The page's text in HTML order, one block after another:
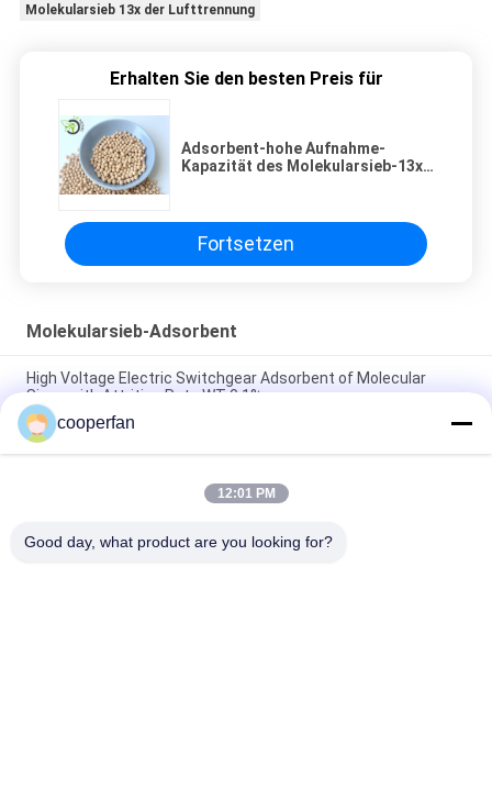
Molekularsieb 13x der Lufttrennung
Erhalten Sie den besten Preis für
Adsorbent-hohe Aufnahme-
Kapazität des Molekularsieb-13x
Fortsetzen
Molekularsieb-Adsorbent
High Voltage Electric Switchgear Adsorbent of Molecular
Sieve with Attrition Rate WT 0.1%
CAS No. 1318-02-1 sf6 sulfur hexafluoride with Attrition Rate
WT 0.1%
Adsorption Auxiliary Agent Zeolite Adsorbent Molecular Sieve
cooperfan
12:01 PM
Good day, what product are you looking for?